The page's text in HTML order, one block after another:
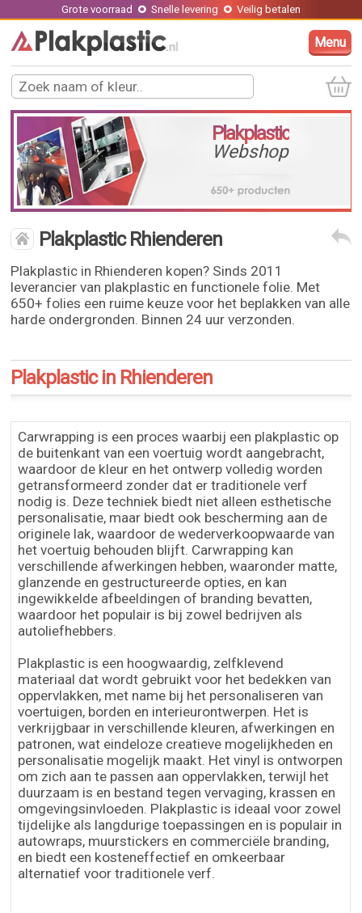
Grote voorraad Snelle levering Veilig betalen
Menu
Plakplastic
Webshop
Plakplastic Rhienderen
Plakplastic in Rhienderen kopen? Sinds 2011
leverancier van plakplastic en functionele folie. Met
650+ folies een ruime keuze voor het beplakken van alle
harde ondergronden. Binnen 24 uur verzonden.
Plakplastic in Rhienderen
Carwrapping is een proces waarbij een plakplastic op
de buitenkant van een voertuig wordt aangebracht,
waardoor de kleur en het ontwerp volledig worden
getransformeerd zonder dat er traditionele verf
nodig is. Deze techniek biedt niet alleen esthetische
personalisatie, maar biedt ook bescherming aan de
originele lak, waardoor de wederverkoopwaarde van
het voertuig behouden blijft. Carwrapping kan
verschillende afwerkingen hebben, waaronder matte,
glanzende en gestructureerde opties, en kan
ingewikkelde afbeeldingen of branding bevatten,
waardoor het populair is bij zowel bedrijven als
autoliefhebbers.
Plakplastic is een hoogwaardig, zelfklevend
materiaal dat wordt gebruikt voor het bedekken van
oppervlakken, met name bij het personaliseren van
voertuigen, borden en interieurontwerpen. Het is
verkrijgbaar in verschillende kleuren, afwerkingen en
patronen, wat eindeloze creatieve mogelijkheden en
personalisatie mogelijk maakt. Het vinyl is ontworpen
om zich aan te passen aan oppervlakken, terwijl het
duurzaam is en bestand tegen vervaging, krassen en
omgevingsinvloeden. Plakplastic is ideaal voor zowel
tijdelijke als langdurige toepassingen en is populair in
autowraps, muurstickers en commerciële branding,
en biedt een kosteneffectief en omkeerbaar
alternatief voor traditionele verf.